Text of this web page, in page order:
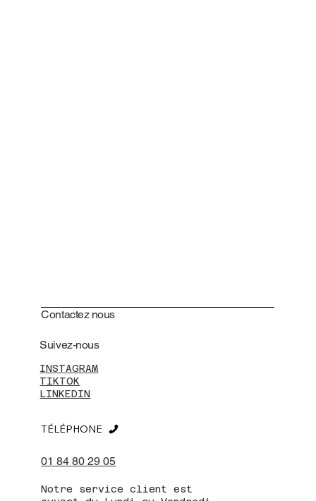
Contactez nous
01 84 80 29 05
TÉLÉPHONE
Notre service client est
INSTAGRAM
TIKTOK
LINKEDIN
Suivez-nous